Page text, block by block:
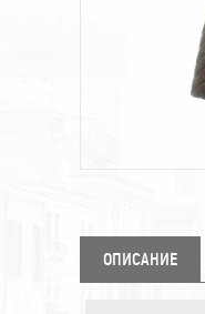
ОПИСАНИЕ